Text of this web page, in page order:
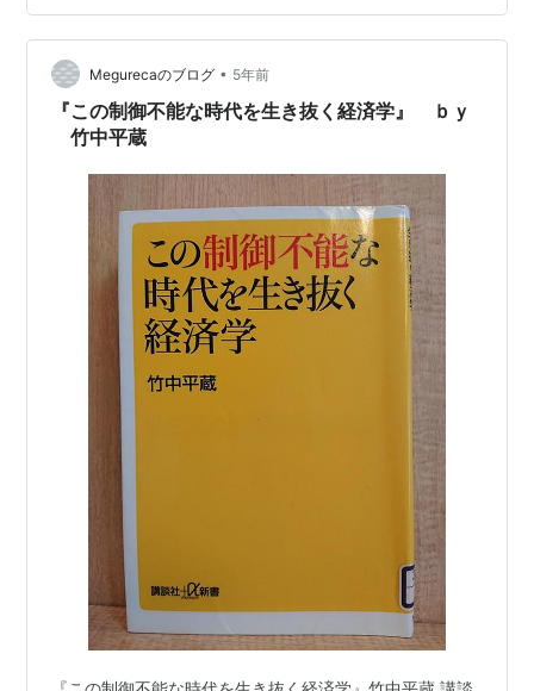
ランプ氏対バイデン氏という構図になるのだろうか。 ニ
ュース映像などでバイデン大統領の姿を見ると、かなり
衰えているように思えてならない。歩き方も歩幅が狭
く、よぼよぼして危なっかしく見える。発言もた…
Megurecaのブログ • 5年前
『この制御不能な時代を生き抜く経済学』 ｂｙ
竹中平蔵